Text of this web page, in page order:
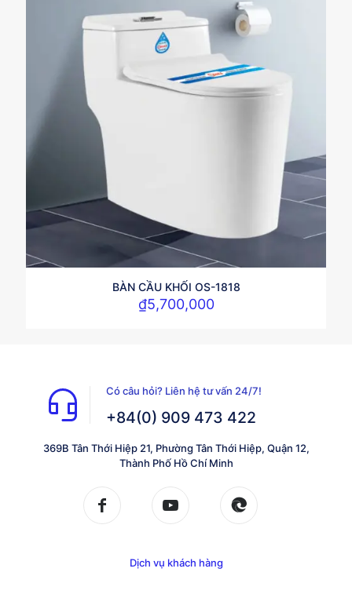
BÀN CẦU KHỐI OS-1818
₫5,700,000
Có câu hỏi? Liên hệ tư vấn 24/7!
+84(0) 909 473 422
369B Tân Thới Hiệp 21, Phường Tân Thới Hiệp, Quận 12,
Thành Phố Hồ Chí Minh
Dịch vụ khách hàng